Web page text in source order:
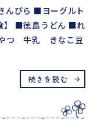
んぴら ■ヨーグルト
■徳島うどん ■れ
つ 牛乳 きなこ豆
続きを読む